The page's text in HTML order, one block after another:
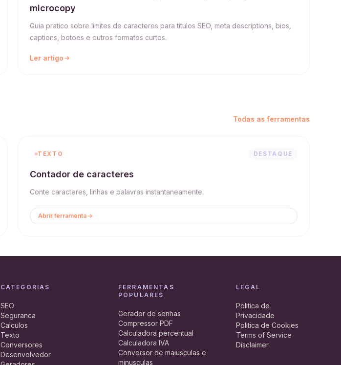
microcopy
Guia pratico sobre limites de caracteres para titulos SEO, meta descriptions, bios,
captions, botoes e outros formatos curtos.
Ler artigo
Todas as ferramentas
TEXTO DESTAQUE
Contador de caracteres
Conte caracteres, linhas e palavras instantaneamente.
Abrir ferramenta
CATEGORIAS
SEO
Seguranca
Calculos
Texto
Conversores
Desenvolvedor
FERRAMENTAS
POPULARES
Gerador de senhas
Compressor PDF
Calculadora percentual
Calculadora IVA
Conversor de maiusculas e
minusculas
LEGAL
Politica de
Privacidade
Politica de Cookies
Terms of Service
Disclaimer